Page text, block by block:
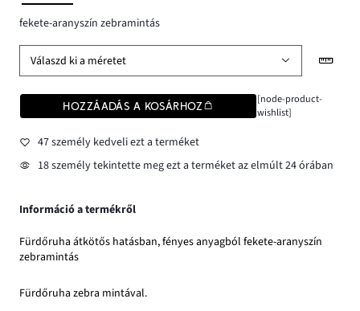
fekete-aranyszín zebramintás
Válaszd ki a méretet
HOZZÁADÁS A KOSÁRHOZ
[node-product-
wishlist]
47 személy kedveli ezt a terméket
18 személy tekintette meg ezt a terméket az elmúlt 24 órában
Információ a termékről
Fürdőruha átkötős hatásban, fényes anyagból fekete-aranyszín
zebramintás
Fürdőruha zebra mintával.